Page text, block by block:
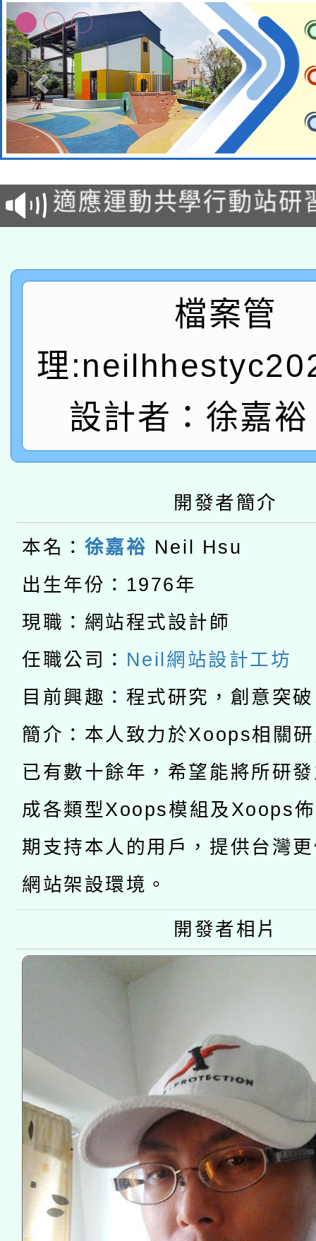
本校115學年度第2次
招甄選結果公告(無人
招)
適應運動共學行動站研
本館辦理115年度閱讀
暨閱讀推動專業研習
A3數位素養講師名單
「數位內容與教學軟
pilot」
有關大陸委員會函釋公
薪期間赴陸應申請許可
轉知經濟部水利署委託
動」
115年8月22日(星期六
開 智慧啟航」
本校115學年度第2次
招甄選結果公告(無人
招)
適應運動共學行動站研
本館辦理115年度閱讀
暨閱讀推動專業研習
科技賦能─人工智慧
礎課程
A3數位素養講師名單
「數位內容與教學軟體
pilot」
有關大陸委員會函釋公
薪期間赴陸應申請許可
轉知經濟部水利署委託
業技術研究院辦理「
用水績優單位及節水達
動」
桃園市孔廟祈福系列
開 智慧啟航」
2026年桃園地景藝術
檔案管
理
設計者：徐嘉
開發者簡介
本名： 徐嘉裕 Neil Hsu
出生年份：1976年
現職：網站程式設計師
任職公司： Neil網站設計工坊
目前興趣：程式研究，創意突
簡介：本人致力於Xoops相關
已有數十餘年，希望能將所研
成各類型Xoops模組及Xoops
期支持本人的用戶，提供台灣
網站架設環境。
開發者相片